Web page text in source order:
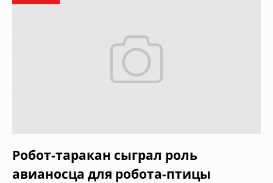
Робот-таракан сыграл роль
авианосца для робота-птицы